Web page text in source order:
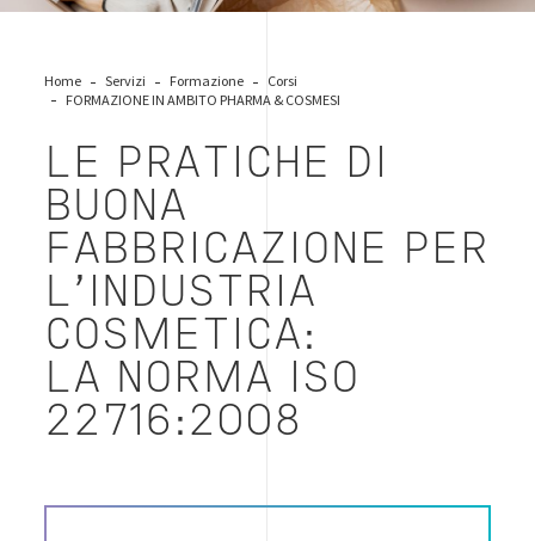
Home Servizi Formazione
Corsi
FORMAZIONE IN AMBITO PHARMA & COSMESI
LE PRATICHE DI
BUONA
FABBRICAZIONE PER
L’INDUSTRIA
COSMETICA:
LA NORMA ISO
22716:2008